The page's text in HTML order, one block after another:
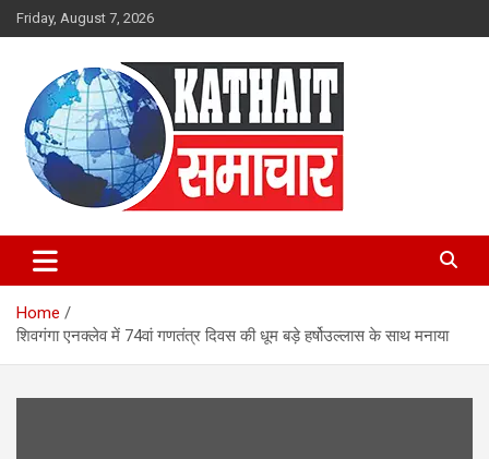
Skip
to
Friday, August 7, 2026
Kathait Samachar – Latest
Uttarakhand News in Hindi,
Uttarakhand News Headlines
Home
शिवगंगा एनक्लेव में 74वां गणतंत्र दिवस की धूम बड़े हर्षोउल्लास के साथ मनाया